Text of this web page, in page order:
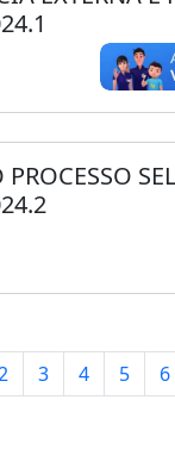
3 4 5 6